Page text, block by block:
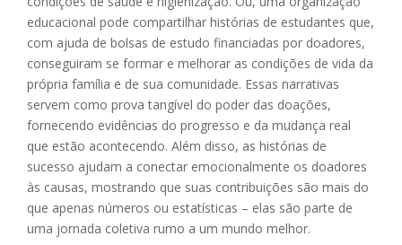
educacional pode compartilhar histórias de estudantes que,
com ajuda de bolsas de estudo financiadas por doadores,
conseguiram se formar e melhorar as condições de vida da
própria família e de sua comunidade. Essas narrativas
servem como prova tangível do poder das doações,
fornecendo evidências do progresso e da mudança real
que estão acontecendo. Além disso, as histórias de
sucesso ajudam a conectar emocionalmente os doadores
às causas, mostrando que suas contribuições são mais do
que apenas números ou estatísticas – elas são parte de
uma jornada coletiva rumo a um mundo melhor.